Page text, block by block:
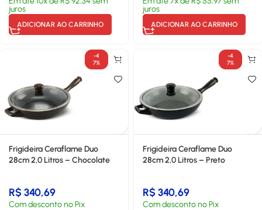
juros
ADICIONAR AO CARRINHO
juros
ADICIONAR AO CARRINHO
-4
7%
Frigideira Ceraflame Duo
28cm 2,0 Litros – Chocolate
R$340,69
Com desconto no Pix
-4
7%
Frigideira Ceraflame Duo
28cm 2,0 Litros – Preto
R$340,69
Com desconto no Pix